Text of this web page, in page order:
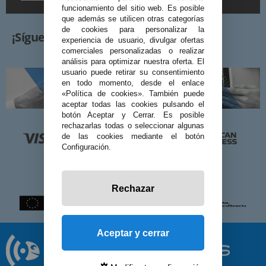
¡Síguenos!
funcionamiento del sitio web. Es posible
que además se utilicen otras categorías
de cookies para personalizar la
experiencia de usuario, divulgar ofertas
comerciales personalizadas o realizar
análisis para optimizar nuestra oferta. El
usuario puede retirar su consentimiento
en todo momento, desde el enlace
«Política de cookies». También puede
aceptar todas las cookies pulsando el
botón Aceptar y Cerrar. Es posible
rechazarlas todas o seleccionar algunas
de las cookies mediante el botón
Configuración.
Rechazar
Aceptar y cerrar